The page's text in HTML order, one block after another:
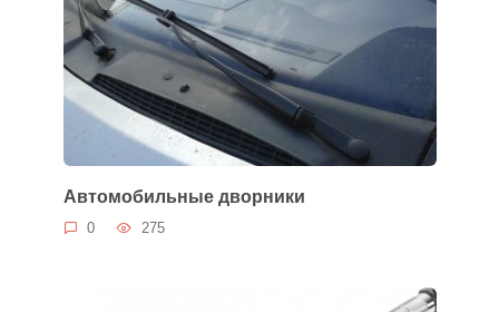
Автомобильные дворники
0 275